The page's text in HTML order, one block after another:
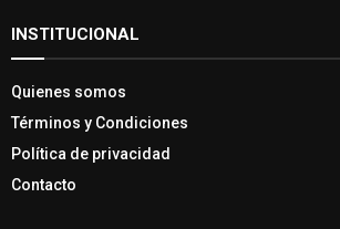
INSTITUCIONAL
Quienes somos
Términos y Condiciones
Política de privacidad
Contacto